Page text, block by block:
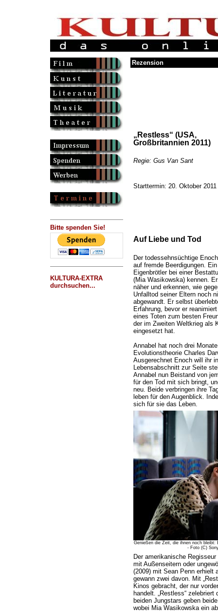
Bitte spenden Sie!
KULTURA-EXTRA
durchsuchen...
Rezension
„Restless“ (USA,
Großbritannien 2011)
Regie: Gus Van Sant
Starttermin: 20. Oktober 2011
Auf Liebe und Tod
Der todessehnsüchtige
auf fremde Beerdigungen.
Eigenbrötler bei einer
(Mia Wasikowska) kennen.
näher und erkennen, wie
Unfalltod seiner Eltern noch
abgewandt. Er selbst
Erfahrung, bevor er
eines Toten zum besten
der im Zweiten Weltkrieg als
eingesetzt hat.
Annabel hat noch drei
Evolutionstheorie Charles
Ausgerechnet Enoch will ihr
Lebensabschnitt zur Seite
Annabel nun Beistand von
für den Tod mit sich bringt,
neu. Beide verbringen ihre
leben für den Augenblick.
sich für sie das Leben.
Genießen die Zeit, die ihnen noch bleibt:
- Foto (C)
Der amerikanische
mit Außenseitern oder
(2009) mit Sean Penn erhielt
gewann zwei davon. Mit
Kinos gebracht, der nur
handelt. „Restless“
beiden Jungstars geben
wobei Mia Wasikowska ein